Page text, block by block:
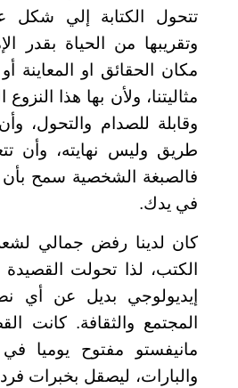
تتحول الكتابة إلي شكل
وتقريبها من الحياة بقدر
مكان الحقائق او المعاينة
مثاليتنا، ولأن بها هذا
وقابلة للصدام والتحول،
طريق وليس نهايته، وأن
فالصبغة الشخصية سمح
في يدك.
كان لدينا رفض جمالي
الكتب، لذا تحولت
إيديولوجي بديل عن أي
المجتمع والثقافة. كانت
مانيفستو مفتوح يوميا
والبارات، ليصقل بخبرات